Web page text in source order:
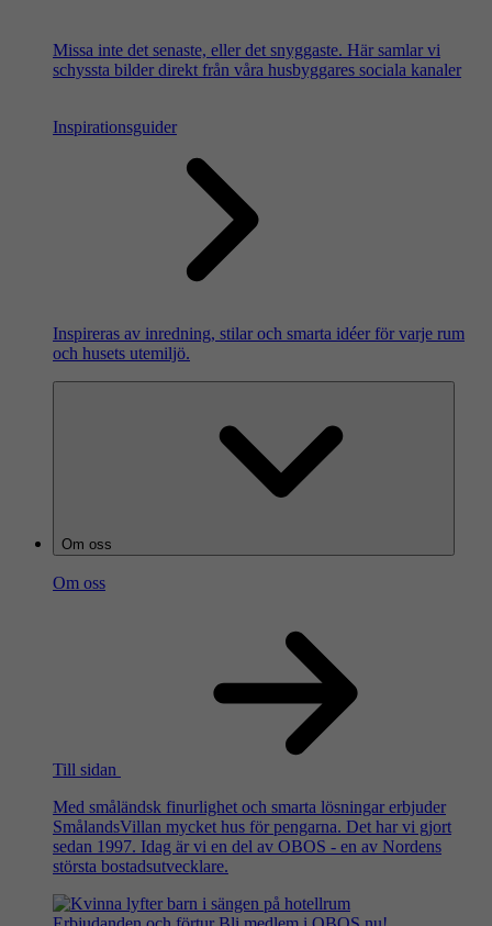
Missa inte det senaste, eller det snyggaste. Här samlar vi
schyssta bilder direkt från våra husbyggares sociala kanaler
Inspirationsguider
Inspireras av inredning, stilar och smarta idéer för varje rum
och husets utemiljö.
Om oss
Om oss
Till sidan
Med småländsk finurlighet och smarta lösningar erbjuder
SmålandsVillan mycket hus för pengarna. Det har vi gjort
sedan 1997. Idag är vi en del av OBOS - en av Nordens
största bostadsutvecklare.